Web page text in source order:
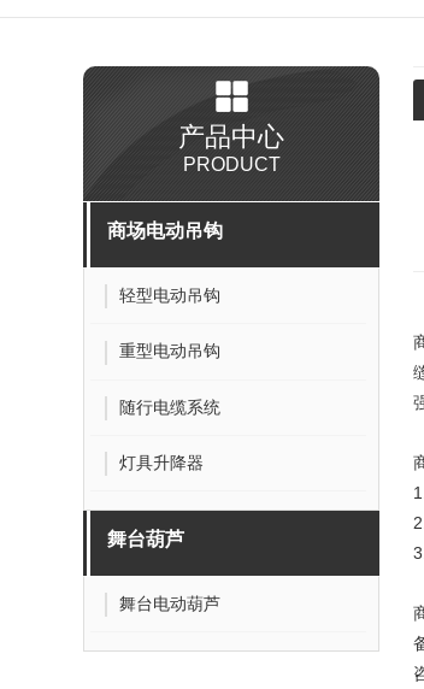
产品中心
PRODUCT
商场电动吊钩
轻型电动吊钩
重型电动吊钩
随行电缆系统
灯具升降器
舞台葫芦
舞台电动葫芦